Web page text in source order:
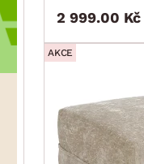
2 999.00 Kč
AKCE